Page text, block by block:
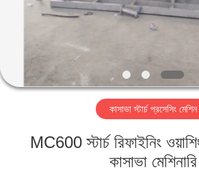
সম্পর্কে
কারখানা
কাসাভা স্টার্চ প্রসেসিং মেশিন
MC600 স্টার্চ রিফাইনিং
কাসাভা মেশিনারি